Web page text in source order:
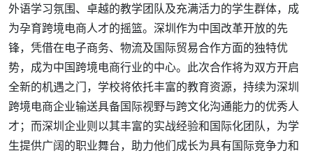
外语学习氛围、卓越的教学团队及充满活力的学生群体，成
为孕育跨境电商人才的摇篮。深圳作为中国改革开放的先
锋，凭借在电子商务、物流及国际贸易合作方面的独特优
势，成为中国跨境电商行业的中心。此次合作将为双方开启
全新的机遇之门，学校将依托丰富的教育资源，持续为深圳
跨境电商企业输送具备国际视野与跨文化沟通能力的优秀人
才；而深圳企业则以其丰富的实战经验和国际化团队，为学
生提供广阔的职业舞台，助力他们成长为具有国际竞争力和